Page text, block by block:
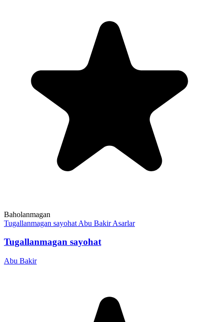
Baholanmagan
Tugallanmagan sayohat Abu Bakir Asarlar
Tugallanmagan sayohat
Abu Bakir